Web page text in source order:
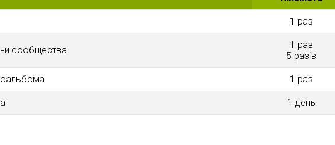
1 раз
сообщества
1 раз
5 разів
1 раз
1 день